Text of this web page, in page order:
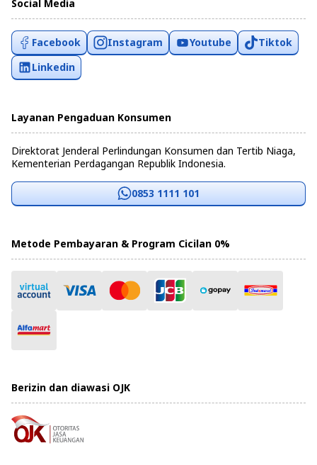
Social Media
Facebook Instagram Youtube
Tiktok
Linkedin
Layanan Pengaduan Konsumen
Direktorat Jenderal Perlindungan Konsumen dan Tertib Niaga,
Kementerian Perdagangan Republik Indonesia.
0853 1111 101
Metode Pembayaran & Program Cicilan 0%
Berizin dan diawasi OJK